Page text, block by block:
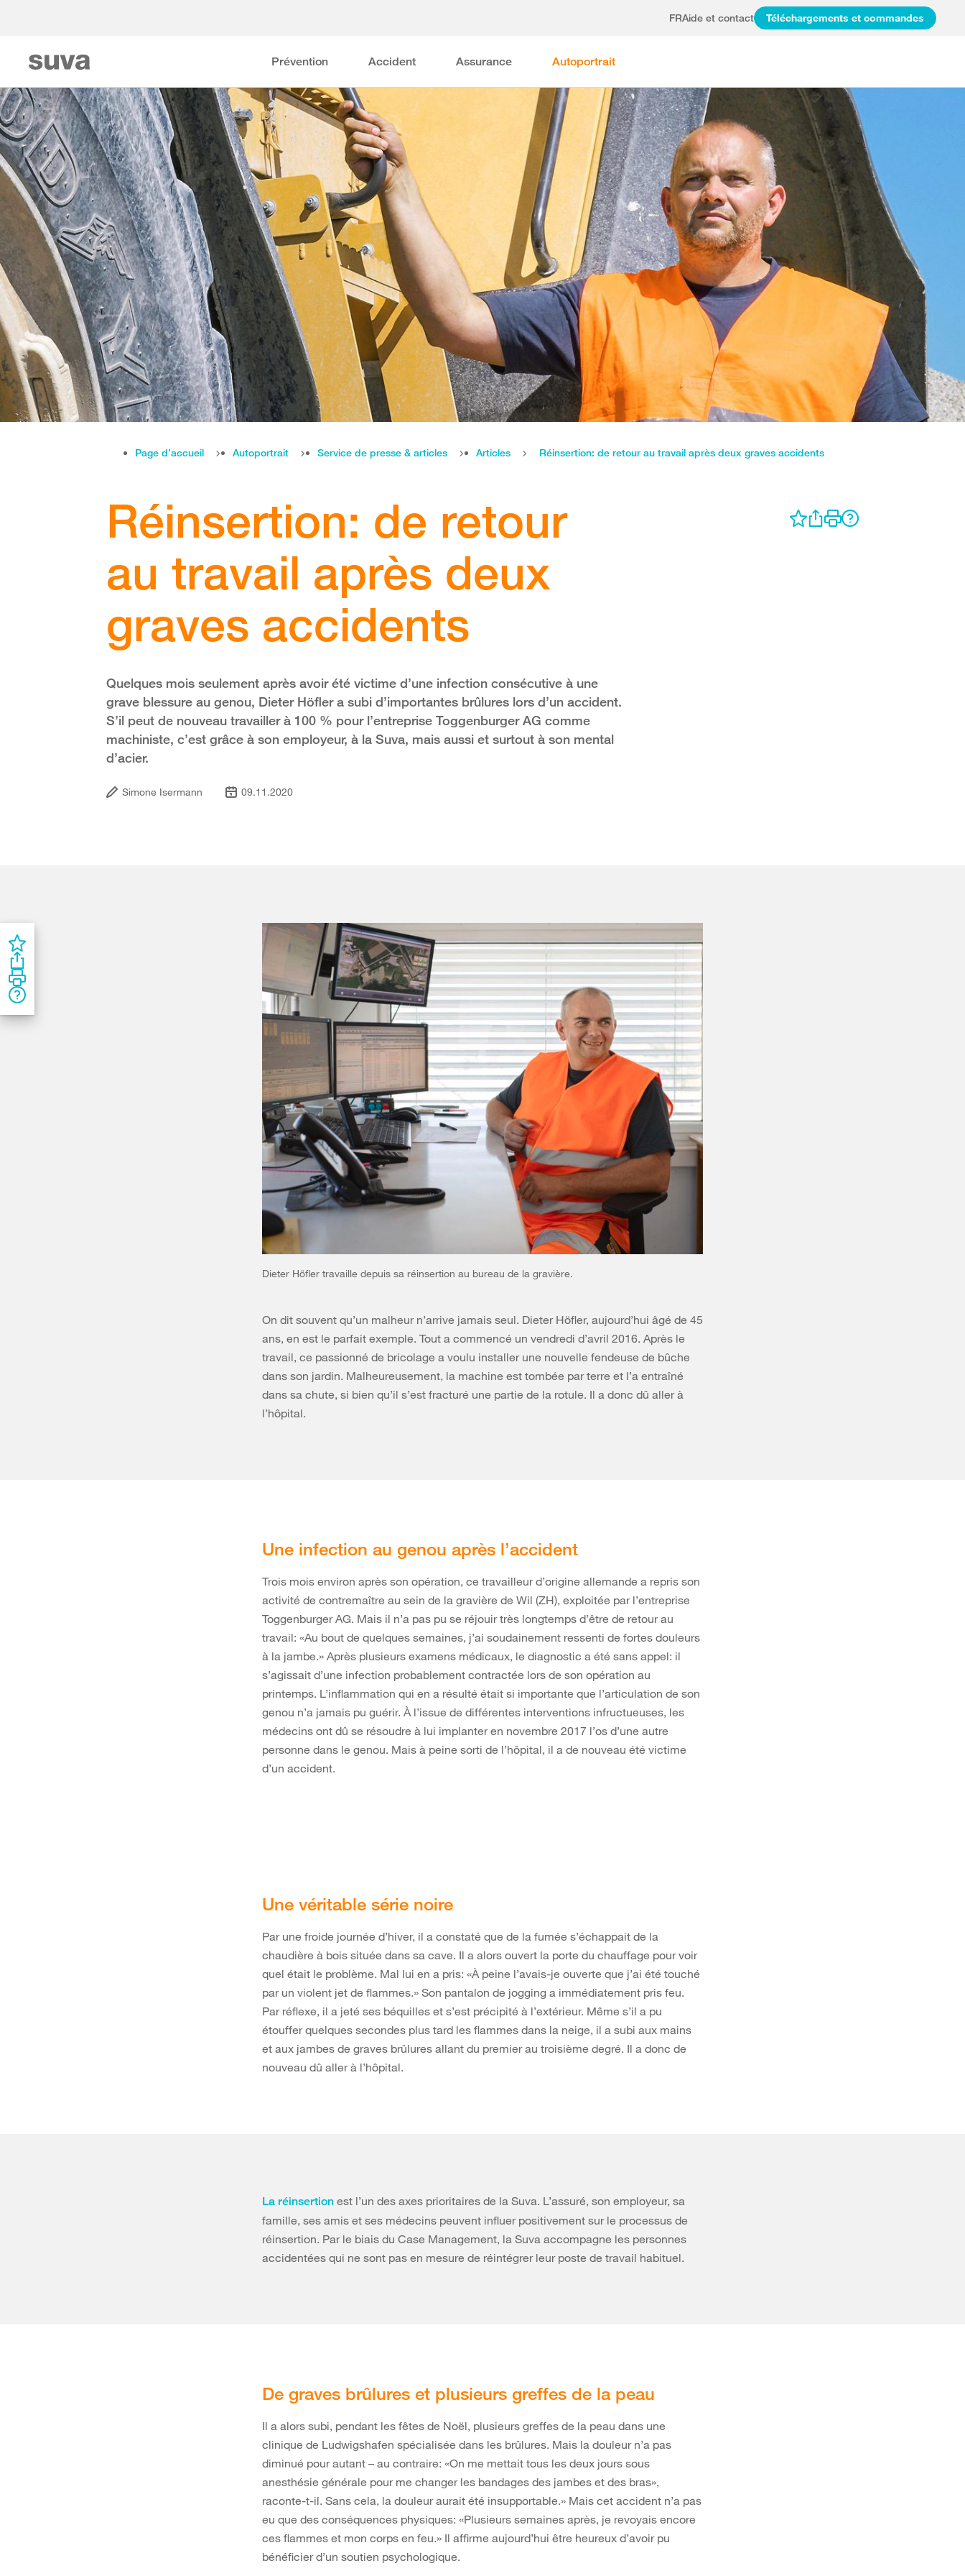
FRAide et contact Téléchargements et commandes
Prévention Accident Assurance Autoportrait
Page d’accueil Autoportrait Service de presse & articles Articles Réinsertion: de retour au travail après deux graves accidents
Réinsertion: de retour
au travail après deux
graves accidents
Quelques mois seulement après avoir été victime d’une infection consécutive à une
grave blessure au genou, Dieter Höfler a subi d’importantes brûlures lors d’un accident.
S’il peut de nouveau travailler à 100 % pour l’entreprise Toggenburger AG comme
machiniste, c’est grâce à son employeur, à la Suva, mais aussi et surtout à son mental
d’acier.
Simone Isermann 09.11.2020
Dieter Höfler travaille depuis sa réinsertion au bureau de la gravière.
On dit souvent qu’un malheur n’arrive jamais seul. Dieter Höfler, aujourd’hui âgé de 45
ans, en est le parfait exemple. Tout a commencé un vendredi d’avril 2016. Après le
travail, ce passionné de bricolage a voulu installer une nouvelle fendeuse de bûche
dans son jardin. Malheureusement, la machine est tombée par terre et l’a entraîné
dans sa chute, si bien qu’il s’est fracturé une partie de la rotule. Il a donc dû aller à
l’hôpital.
Une infection au genou après l’accident
Trois mois environ après son opération, ce travailleur d’origine allemande a repris son
activité de contremaître au sein de la gravière de Wil (ZH), exploitée par l’entreprise
Toggenburger AG. Mais il n’a pas pu se réjouir très longtemps d’être de retour au
travail: «Au bout de quelques semaines, j’ai soudainement ressenti de fortes douleurs
à la jambe.» Après plusieurs examens médicaux, le diagnostic a été sans appel: il
s’agissait d’une infection probablement contractée lors de son opération au
printemps. L’inflammation qui en a résulté était si importante que l’articulation de son
genou n’a jamais pu guérir. À l’issue de différentes interventions infructueuses, les
médecins ont dû se résoudre à lui implanter en novembre 2017 l’os d’une autre
personne dans le genou. Mais à peine sorti de l’hôpital, il a de nouveau été victime
d’un accident.
Une véritable série noire
Par une froide journée d’hiver, il a constaté que de la fumée s’échappait de la
chaudière à bois située dans sa cave. Il a alors ouvert la porte du chauffage pour voir
quel était le problème. Mal lui en a pris: «À peine l’avais-je ouverte que j’ai été touché
par un violent jet de flammes.» Son pantalon de jogging a immédiatement pris feu.
Par réflexe, il a jeté ses béquilles et s’est précipité à l’extérieur. Même s’il a pu
étouffer quelques secondes plus tard les flammes dans la neige, il a subi aux mains
et aux jambes de graves brûlures allant du premier au troisième degré. Il a donc de
nouveau dû aller à l’hôpital.
La réinsertion est l’un des axes prioritaires de la Suva. L’assuré, son employeur, sa
famille, ses amis et ses médecins peuvent influer positivement sur le processus de
réinsertion. Par le biais du Case Management, la Suva accompagne les personnes
accidentées qui ne sont pas en mesure de réintégrer leur poste de travail habituel.
De graves brûlures et plusieurs greffes de la peau
Il a alors subi, pendant les fêtes de Noël, plusieurs greffes de la peau dans une
clinique de Ludwigshafen spécialisée dans les brûlures. Mais la douleur n’a pas
diminué pour autant – au contraire: «On me mettait tous les deux jours sous
anesthésie générale pour me changer les bandages des jambes et des bras»,
raconte-t-il. Sans cela, la douleur aurait été insupportable.» Mais cet accident n’a pas
eu que des conséquences physiques: «Plusieurs semaines après, je revoyais encore
ces flammes et mon corps en feu.» Il affirme aujourd’hui être heureux d’avoir pu
bénéficier d’un soutien psychologique.